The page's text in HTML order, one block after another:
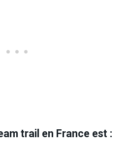
trail en France est :